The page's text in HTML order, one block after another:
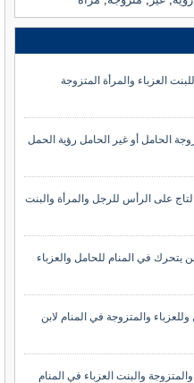
العزباء والمرأة المتزوجة
الحامل أو غير الحامل رؤية الحمل
على الرأس للرجل والمرأة والبنت
يتحرك في المنام للحامل والعزباء
والمتزوجة في المنام لابن
والبنت العزباء في المنام